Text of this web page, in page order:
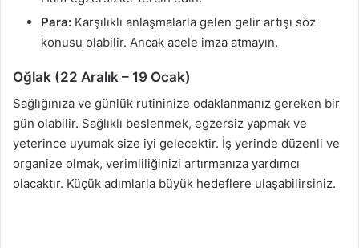
Para: Karşılıklı anlaşmalarla gelen gelir artışı söz
konusu olabilir. Ancak acele imza atmayın.
Oğlak (22 Aralık – 19 Ocak)
Sağlığınıza ve günlük rutininize odaklanmanız gereken bir
gün olabilir. Sağlıklı beslenmek, egzersiz yapmak ve
yeterince uyumak size iyi gelecektir. İş yerinde düzenli ve
organize olmak, verimliliğinizi artırmanıza yardımcı
olacaktır. Küçük adımlarla büyük hedeflere ulaşabilirsiniz.